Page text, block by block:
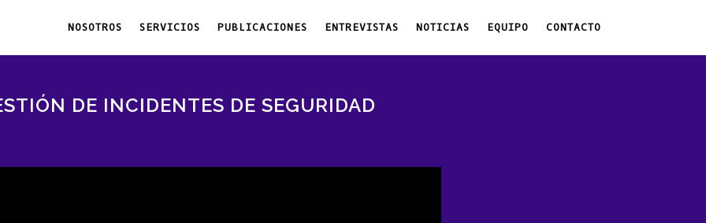
NOSOTROS SERVICIOS PUBLICACIONES ENTREVISTAS NOTICIAS EQUIPO CONTACTO
DE INCIDENTES DE SEGURIDAD